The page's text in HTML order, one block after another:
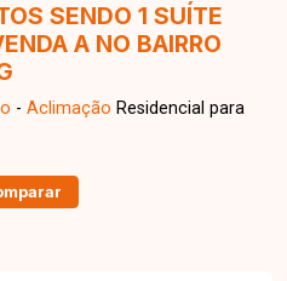
SENDO 1 SUÍTE
A NO BAIRRO
- Aclimação Residencial para